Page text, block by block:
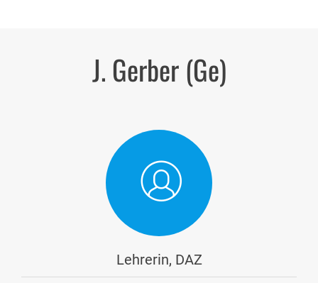
J. Gerber (Ge)
Lehrerin, DAZ